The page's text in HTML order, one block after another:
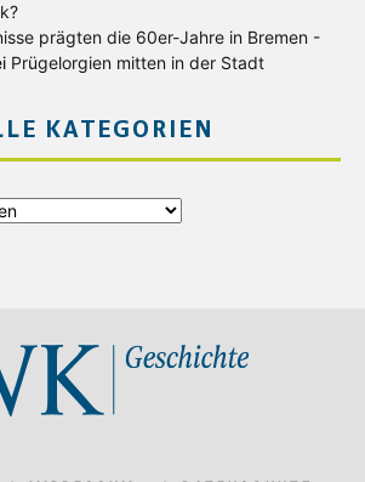
prägten die 60er-Jahre in Bremen -
Prügelorgien mitten in der Stadt
KATEGORIEN